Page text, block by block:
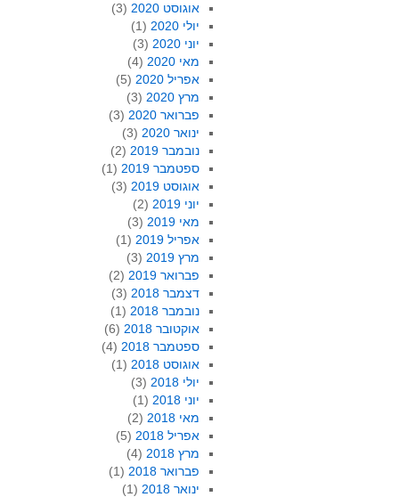
אוגוסט 2020
(3)
יולי 2020
(1)
יוני 2020
(3)
מאי 2020
(4)
אפריל 2020
(5)
מרץ 2020
(3)
פברואר 2020
(3)
ינואר 2020
(3)
נובמבר 2019
(2)
ספטמבר 2019
(1)
אוגוסט 2019
(3)
יוני 2019
(2)
מאי 2019
(3)
אפריל 2019
(1)
מרץ 2019
(3)
פברואר 2019
(2)
דצמבר 2018
(3)
נובמבר 2018
(1)
אוקטובר 2018
(6)
ספטמבר 2018
(4)
אוגוסט 2018
(1)
יולי 2018
(3)
יוני 2018
(1)
מאי 2018
(2)
אפריל 2018
(5)
מרץ 2018
(4)
פברואר 2018
(1)
ינואר 2018
(1)